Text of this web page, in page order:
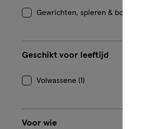
Gewrichten, spieren & botten (1)
Geschikt voor leeftijd
Volwassene (1)
Voor wie